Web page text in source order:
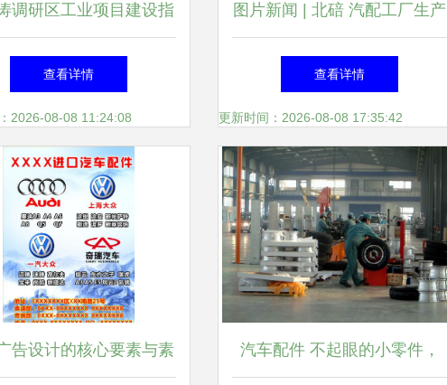
调研区工业项目建设指
汽车内饰件产业发展工
作
查看详情
2026-08-08 11:24:08
图片新闻 | 北碚 汽配工厂生产
忙，汽车配件供应喜迎开年
查看详情
更新时间：2026-08-08 17:35:42
告设计的核心要素与素 汽车配件 不起眼的小零件，